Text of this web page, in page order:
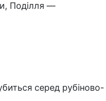
Поділля —
серед рубіново-